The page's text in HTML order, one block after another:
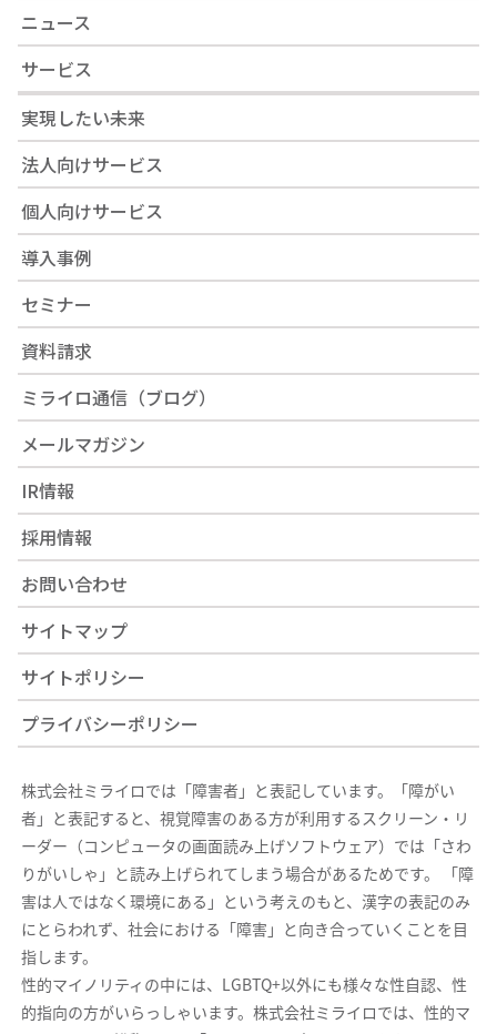
ニュース
サービス
実現したい未来
法人向けサービス
個人向けサービス
導入事例
セミナー
資料請求
ミライロ通信（ブログ）
メールマガジン
IR情報
採用情報
お問い合わせ
サイトマップ
サイトポリシー
プライバシーポリシー
株式会社ミライロでは「障害者」と表記しています。「障がい
者」と表記すると、視覚障害のある方が利用するスクリーン・リ
ーダー（コンピュータの画面読み上げソフトウェア）では「さわ
りがいしゃ」と読み上げられてしまう場合があるためです。 「障
害は人ではなく環境にある」という考えのもと、漢字の表記のみ
にとらわれず、社会における「障害」と向き合っていくことを目
指します。
性的マイノリティの中には、LGBTQ+以外にも様々な性自認、性
的指向の方がいらっしゃいます。株式会社ミライロでは、性的マ